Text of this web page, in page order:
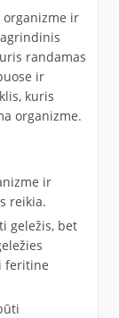
ir
randamas
ir
kuris
organizme.
ir
reikia.
geležis, bet
feritine